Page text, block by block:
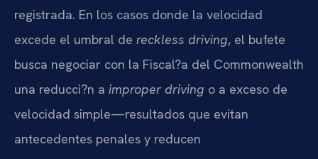
registrada. En los casos donde la velocidad
excede el umbral de reckless driving, el bufete
busca negociar con la Fiscal?a del Commonwealth
una reducci?n a improper driving o a exceso de
velocidad simple—resultados que evitan
antecedentes penales y reducen